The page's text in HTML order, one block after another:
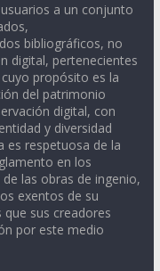
a un conjunto
bibliográficos, no
digital, pertenecientes
propósito es la
del patrimonio
digital, con
y diversidad
es respetuosa de la
en los
las obras de ingenio,
exentos de su
sus creadores
por este medio